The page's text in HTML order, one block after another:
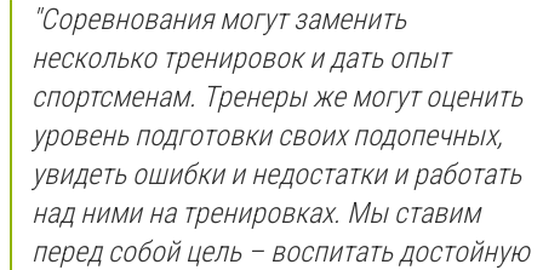
"Соревнования могут заменить
несколько тренировок и дать опыт
спортсменам. Тренеры же могут оценить
уровень подготовки своих подопечных,
увидеть ошибки и недостатки и работать
над ними на тренировках. Мы ставим
перед собой цель – воспитать достойную